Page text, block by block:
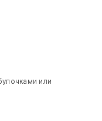
или